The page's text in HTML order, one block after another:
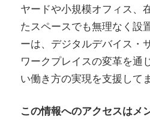
ヤードや小規模オフィス、
たスペースでも無理なく設
ーは、デジタルデバイス・
ワークプレイスの変革を通
い働き方の実現を支援して
この情報へのアクセスはメ